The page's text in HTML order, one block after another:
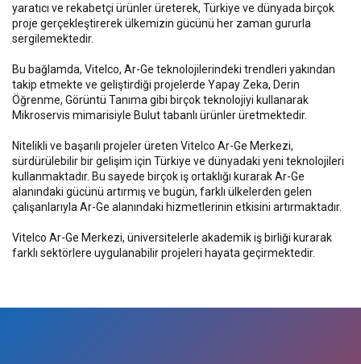
yaratıcı ve rekabetçi ürünler üreterek, Türkiye ve dünyada birçok
proje gerçekleştirerek ülkemizin gücünü her zaman gururla
sergilemektedir.
Bu bağlamda, Vitelco, Ar-Ge teknolojilerindeki trendleri yakından
takip etmekte ve geliştirdiği projelerde Yapay Zeka, Derin
Öğrenme, Görüntü Tanıma gibi birçok teknolojiyi kullanarak
Mikroservis mimarisiyle Bulut tabanlı ürünler üretmektedir.
Nitelikli ve başarılı projeler üreten Vitelco Ar-Ge Merkezi,
sürdürülebilir bir gelişim için Türkiye ve dünyadaki yeni teknolojileri
kullanmaktadır. Bu sayede birçok iş ortaklığı kurarak Ar-Ge
alanındaki gücünü artırmış ve bugün, farklı ülkelerden gelen
çalışanlarıyla Ar-Ge alanındaki hizmetlerinin etkisini artırmaktadır.
Vitelco Ar-Ge Merkezi, üniversitelerle akademik iş birliği kurarak
farklı sektörlere uygulanabilir projeleri hayata geçirmektedir.